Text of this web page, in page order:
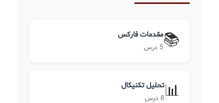
📚مقدمات فارکس
5 درس
📊تحلیل تکنیکال
8 درس